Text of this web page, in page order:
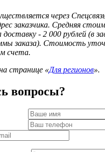
через
заказчика. Средняя
доставку - 2 000 рублей (в
заказа). Стоимость
счета.
странице «Для регионов».
вопросы?